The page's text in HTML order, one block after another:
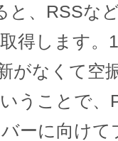
と、RSSな
得します。
がなくて空
うことで、
ーに向け